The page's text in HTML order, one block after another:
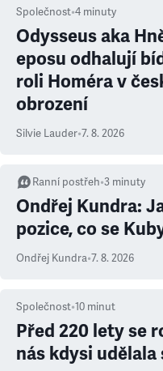
Společnost•4 minuty
Odysseus aka
eposu odhalují
roli Homéra v
obrození
Silvie Lauder•7. 8. 2026
Ranní postřeh•3 minuty
Ondřej Kundra:
pozice, co se
Ondřej Kundra•7. 8. 2026
Společnost•10 minut
Před 220 lety se
nás kdysi